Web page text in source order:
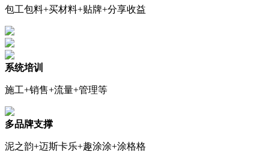
包工包料+买材料+贴牌+分享收益
系统培训
施工+销售+流量+管理等
多品牌支撑
泥之韵+迈斯卡乐+趣涂涂+涂格格